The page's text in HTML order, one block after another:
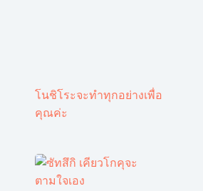
โนชิโระจะทำทุกอย่างเพื่อ
คุณค่ะ